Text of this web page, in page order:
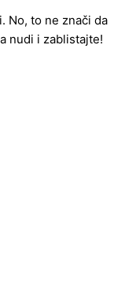
No, to ne znači da
nudi i zablistajte!